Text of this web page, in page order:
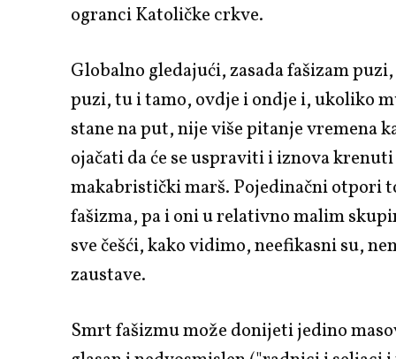
ogranci Katoličke crkve.
Globalno gledajući, zasada fašizam
puzi, tu i tamo, ovdje i ondje i, ukoliko
stane na put, nije više pitanje vremena
ojačati da će se uspraviti i iznova
makabristički marš. Pojedinačni otpori
fašizma, pa i oni u relativno malim
sve češći, kako vidimo, neefikasni su,
zaustave.
Smrt fašizmu može donijeti jedino